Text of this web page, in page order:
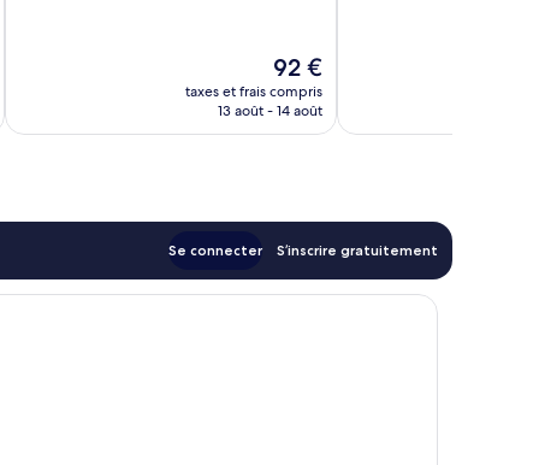
Le
nouveau
prix
92 €
taxes et frais compris
13 août - 14 août
Se connecter S’inscrire gratuitement